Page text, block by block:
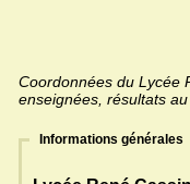
Coordonnées du Lycée
enseignées, résultats
Informations générales